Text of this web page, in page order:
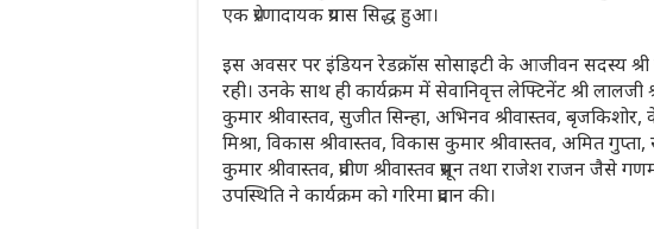
एक प्रेरणादायक प्रयास सिद्ध हुआ।
इस अवसर पर इंडियन रेडक्रॉस सोसाइटी के आजीवन सदस्य श्री
रही। उनके साथ ही कार्यक्रम में सेवानिवृत्त लेफ्टिनेंट श्री लालजी
कुमार श्रीवास्तव, सुजीत सिन्हा, अभिनव श्रीवास्तव,
मिश्रा, विकास श्रीवास्तव, विकास कुमार श्रीवास्तव, अमित
कुमार श्रीवास्तव, प्रवीण श्रीवास्तव प्रसून तथा राजेश राजन जैसे
उपस्थिति ने कार्यक्रम को गरिमा प्रदान की।